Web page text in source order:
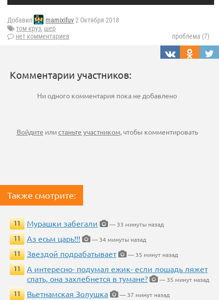
Добавил mamixifuv2 Октября 2018
том круз, шер
нет комментариев
проблема (7)
Комментарии участников:
Ни одного комментария пока не добавлено
Войдите илистаньте участником, чтобы комментировать
Также смотрите:
11 Мурашки забегали
— 33 минуты назад
11
Аз есьм царь!!!
— 34 минуты назад
11
Звездой подрабатывает
— 35 минут назад
11
А интересно- подумал ежик- если лошадь ляжет
спать, она захлебнется в тумане?
— 35 минут назад
11
Вьетнамская Золушка
— 37 минут назад